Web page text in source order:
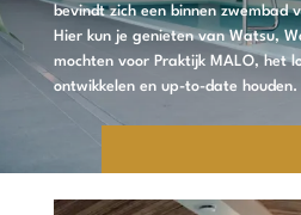
bevindt zich een binnen zwembad
Hier kun je genieten van Watsu,
mochten voor Praktijk MALO, het
ontwikkelen en up-to-date houden.